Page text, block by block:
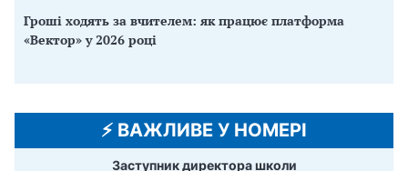
Гроші ходять за вчителем: як працює платформа
«Вектор» у 2026 році
⚡️ ВАЖЛИВЕ У НОМЕРІ
Заступник директора школи